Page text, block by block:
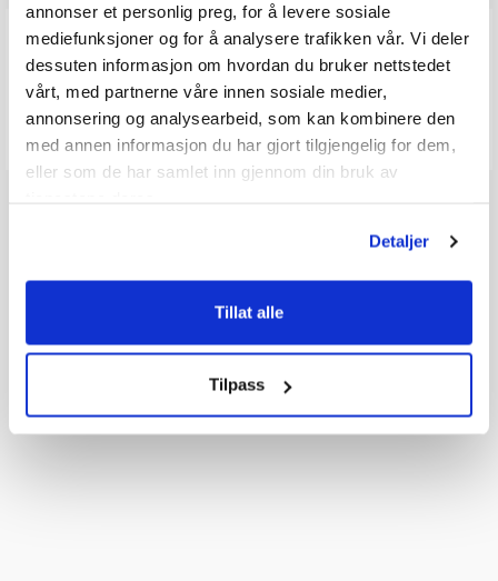
annonser et personlig preg, for å levere sosiale
mediefunksjoner og for å analysere trafikken vår. Vi deler
dessuten informasjon om hvordan du bruker nettstedet
vårt, med partnerne våre innen sosiale medier,
annonsering og analysearbeid, som kan kombinere den
med annen informasjon du har gjort tilgjengelig for dem,
eller som de har samlet inn gjennom din bruk av
Detaljer
Tillat alle
Tilpass
Q & A